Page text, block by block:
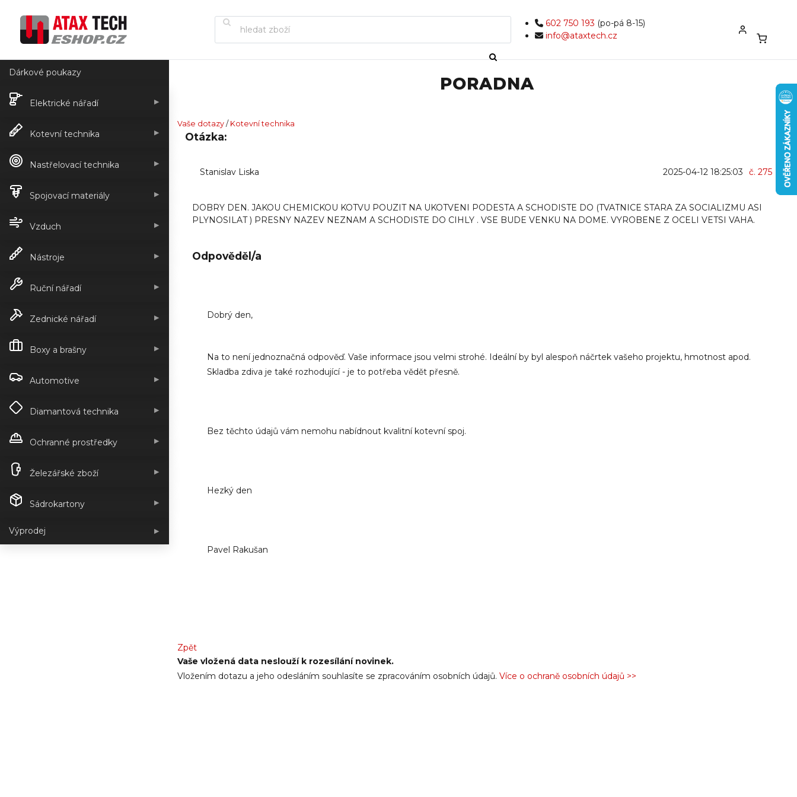
602 750 193 (po-pá 8-15)
info@ataxtech.cz
Dárkové poukazy
Elektrické nářadí ▶
Kotevní technika ▶
Nastřelovací technika ▶
Spojovací materiály ▶
Vzduch ▶
Nástroje ▶
Ruční nářadí ▶
Zednické nářadí ▶
Boxy a brašny ▶
Automotive ▶
Diamantová technika ▶
Ochranné prostředky ▶
Železářské zboží ▶
Sádrokartony ▶
Výprodej ▶
PORADNA
Vaše dotazy / Kotevní technika
Otázka:
č. 275
2025-04-12 18:25:03
Stanislav Liska
DOBRY DEN. JAKOU CHEMICKOU KOTVU POUZIT NA UKOTVENI PODESTA A SCHODISTE DO (TVATNICE STARA ZA SOCIALIZMU ASI
PLYNOSILAT ) PRESNY NAZEV NEZNAM A SCHODISTE DO CIHLY . VSE BUDE VENKU NA DOME. VYROBENE Z OCELI VETSI VAHA.
Odpověděl/a
Dobrý den,
Na to není jednoznačná odpověď. Vaše informace jsou velmi strohé. Ideální by byl alespoň náčrtek vašeho projektu, hmotnost apod.
Skladba zdiva je také rozhodující - je to potřeba vědět přesně.
Bez těchto údajů vám nemohu nabídnout kvalitní kotevní spoj.
Hezký den
Pavel Rakušan
Zpět
Vaše vložená data neslouží k rozesílání novinek.
Vložením dotazu a jeho odesláním souhlasíte se zpracováním osobních údajů. Více o ochraně osobních údajů >>